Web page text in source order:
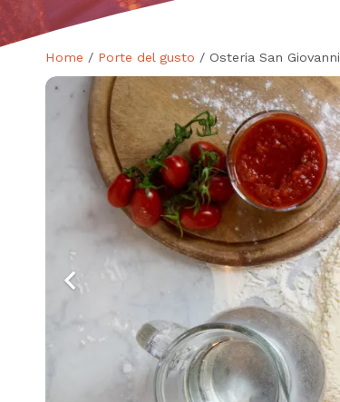
Home / Porte del gusto / Osteria San Giovanni